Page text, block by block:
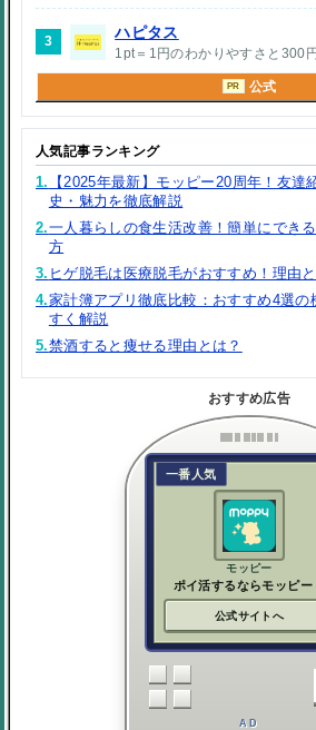
3
ハピタス
1pt＝1円のわかりやすさと300
PR 公式
人気記事ランキング
1.
【2025年最新】モッピー20周年！友達
史・魅力を徹底解説
2.一人暮らしの食生活改善！簡単にでき
方
3. ヒゲ脱毛は医療脱毛がおすすめ！理由
4.家計簿アプリ徹底比較：おすすめ4選の
すく解説
5.禁酒すると痩せる理由とは？
おすすめ広告
一番人気
モッピー
ポイ活するならモッピー
公式サイトへ
AD